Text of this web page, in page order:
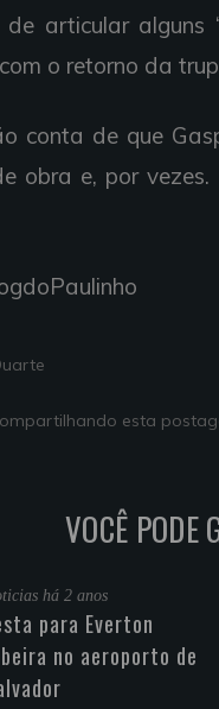
de articular alguns
o retorno da
conta de que
obra e, por
esta
VOCÊ PODE
há 2 anos
para Everton
no aeroporto de